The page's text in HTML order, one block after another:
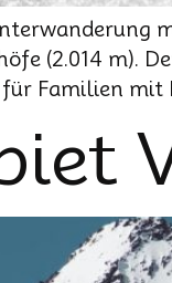
(2.014 m).
für Familien mit